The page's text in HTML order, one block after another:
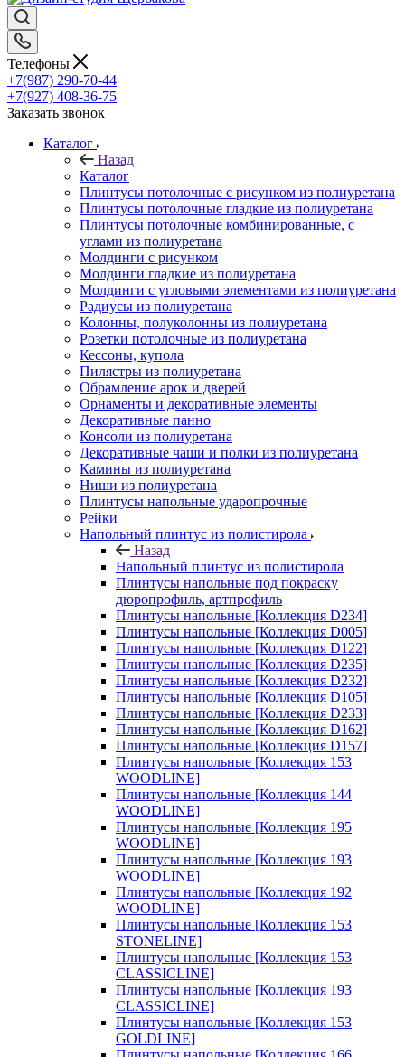
Телефоны
+7(987) 290-70-44
+7(927) 408-36-75
Заказать звонок
Каталог
Назад
Каталог
Плинтусы потолочные с рисунком из полиуретана
Плинтусы потолочные гладкие из полиуретана
Плинтусы потолочные комбинированные, с
углами из полиуретана
Молдинги c рисунком
Молдинги гладкие из полиуретана
Молдинги с угловыми элементами из полиуретана
Радиусы из полиуретана
Колонны, полуколонны из полиуретана
Розетки потолочные из полиуретана
Кессоны, купола
Пилястры из полиуретана
Обрамление арок и дверей
Орнаменты и декоративные элементы
Декоративные панно
Консоли из полиуретана
Декоративные чаши и полки из полиуретана
Камины из полиуретана
Ниши из полиуретана
Плинтусы напольные ударопрочные
Рейки
Напольный плинтус из полистирола
Назад
Напольный плинтус из полистирола
Плинтусы напольные под покраску
дюропрофиль, артпрофиль
Плинтусы напольные [Коллекция D234]
Плинтусы напольные [Коллекция D005]
Плинтусы напольные [Коллекция D122]
Плинтусы напольные [Коллекция D235]
Плинтусы напольные [Коллекция D232]
Плинтусы напольные [Коллекция D105]
Плинтусы напольные [Коллекция D233]
Плинтусы напольные [Коллекция D162]
Плинтусы напольные [Коллекция D157]
Плинтусы напольные [Коллекция 153
WOODLINE]
Плинтусы напольные [Коллекция 144
WOODLINE]
Плинтусы напольные [Коллекция 195
WOODLINE]
Плинтусы напольные [Коллекция 193
WOODLINE]
Плинтусы напольные [Коллекция 192
WOODLINE]
Плинтусы напольные [Коллекция 153
STONELINE]
Плинтусы напольные [Коллекция 153
CLASSICLINE]
Плинтусы напольные [Коллекция 193
CLASSICLINE]
Плинтусы напольные [Коллекция 153
GOLDLINE]